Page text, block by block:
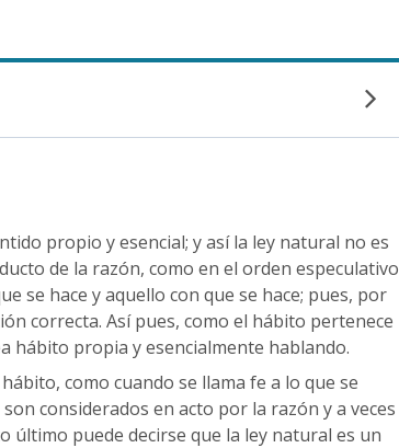
propio y esencial; y así la ley natural no es
de la razón, como en el orden especulativo
se hace y aquello con que se hace; pues, por
correcta. Así pues, como el hábito pertenece
hábito propia y esencialmente hablando.
como cuando se llama fe a lo que se
considerados en acto por la razón y a veces
último puede decirse que la ley natural es un